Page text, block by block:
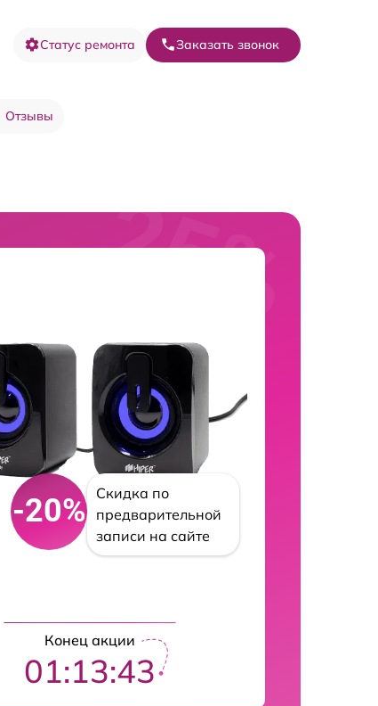
Статус ремонта Заказать звонок
Отзывы
-20%
Скидка по
предварительной
записи на сайте
Конец акции
01:13:42